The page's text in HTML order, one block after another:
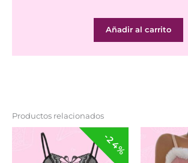
Akatsuki
Añadir al carrito
Productos relacionados
-24%